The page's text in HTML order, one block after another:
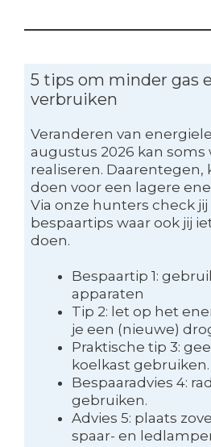
5 tips om minder gas
verbruiken
Veranderen van
augustus 2026 kan soms
realiseren. Daarentegen,
doen voor een lagere
Via onze hunters check
bespaartips waar ook jij
doen.
Bespaartip 1:
apparaten
Tip 2: let op het
je een (nieuwe)
Praktische tip 3:
koelkast gebruiken.
Bespaaradvies 4:
gebruiken.
Advies 5: plaats
spaar- en